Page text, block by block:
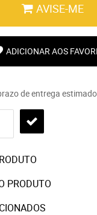
AVISE-ME
ADICIONAR AOS
de entrega
PRODUTO